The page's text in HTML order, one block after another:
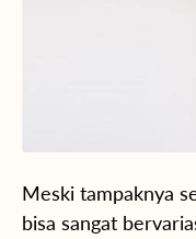
Meski tampaknya
bisa sangat